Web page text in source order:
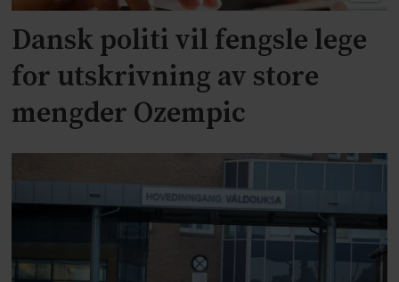
Dansk politi vil fengsle lege
for utskrivning av store
mengder Ozempic